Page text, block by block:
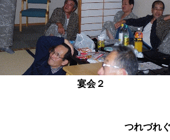
宴会２
つれづれ